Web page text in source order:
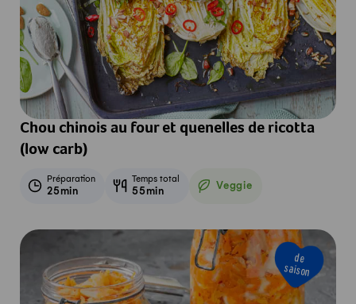
Chou chinois au four et quenelles de ricotta
(low carb)
Préparation
25min
Temps total
55min Veggie
Veggie
de
saison